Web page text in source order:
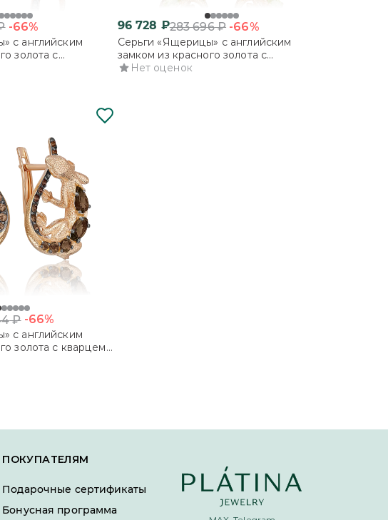
-66%
с английским
золота с
96 728 ₽283 696₽ -66%
Серьги «Ящерицы» с английским
замком из красного золота с
хризолитами и цитринами
Нет оценок
₽ -66%
с английским
золота с кварцем
ПОКУПАТЕЛЯМ
Подарочные сертификаты
Бонусная программа